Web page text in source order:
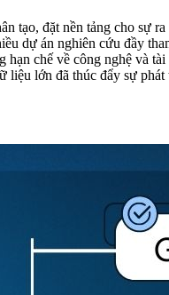
tạo, đặt nền tảng cho sự
dự án nghiên cứu đầy
chế về công nghệ và
lớn đã thúc đẩy sự